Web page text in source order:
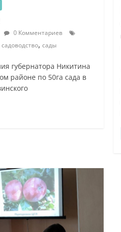
0 Комментариев
садоводство, сады
губернатора Никитина
районе по 50га сада в